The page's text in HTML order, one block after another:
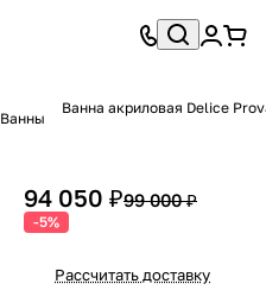
Ванны
Ванна акриловая Delice
94 050 ₽99 000 ₽
-5%
Рассчитать доставку